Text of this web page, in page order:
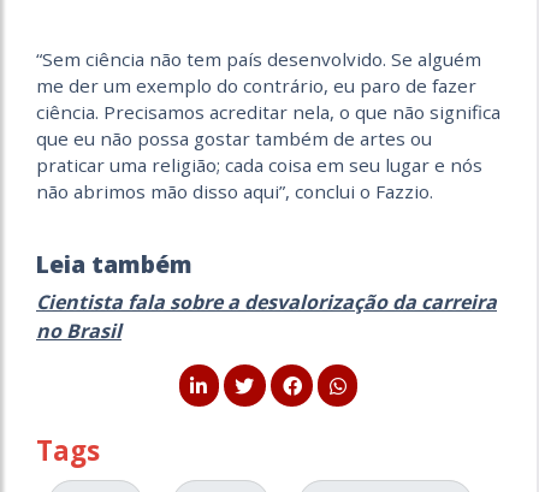
“Sem ciência não tem país desenvolvido. Se alguém
me der um exemplo do contrário, eu paro de fazer
ciência. Precisamos acreditar nela, o que não significa
que eu não possa gostar também de artes ou
praticar uma religião; cada coisa em seu lugar e nós
não abrimos mão disso aqui”, conclui o Fazzio.
Leia também
Cientista fala sobre a desvalorização da carreira
no Brasil
Tags